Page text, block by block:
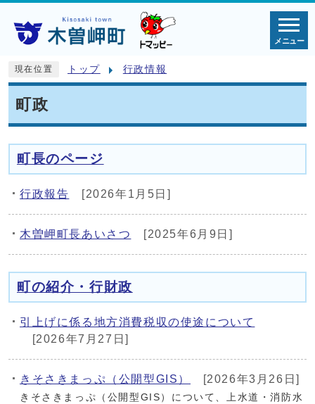
メニュー
現在位置 トップ 行政情報
町政
町長のページ
行政報告 [2026年1月5日]
木曽岬町長あいさつ [2025年6月9日]
町の紹介・行財政
引上げに係る地方消費税収の使途について
[2026年7月27日]
きそさきまっぷ（公開型GIS） [2026年3月26日]
きそさきまっぷ（公開型GIS）について、上水道・消防水